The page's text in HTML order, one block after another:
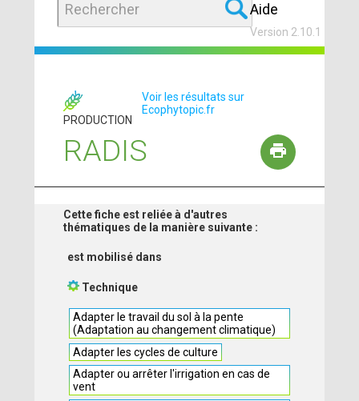
Aide
Version 2.10.1
PRODUCTION
Voir les résultats sur
Ecophytopic.fr
RADIS
Cette fiche est reliée à d'autres
thématiques de la manière suivante :
est mobilisé dans
Technique
Adapter le travail du sol à la pente
(Adaptation au changement climatique)
Adapter les cycles de culture
Adapter ou arrêter l'irrigation en cas de
vent